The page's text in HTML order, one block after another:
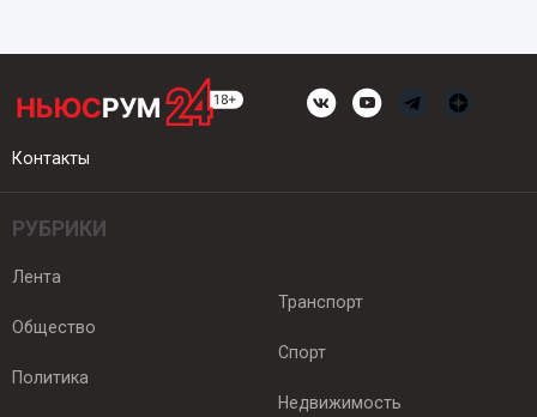
Контакты
РУБРИКИ
Лента
Общество
Политика
Транспорт
Спорт
Недвижимость